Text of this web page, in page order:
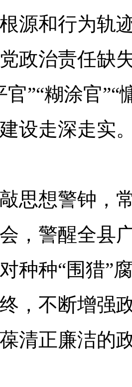
源和行为轨
政治责任缺
官”“糊涂官
设走深走实
想警钟，常
，警醒全县
种种“围猎”
，不断增强
清正廉洁的